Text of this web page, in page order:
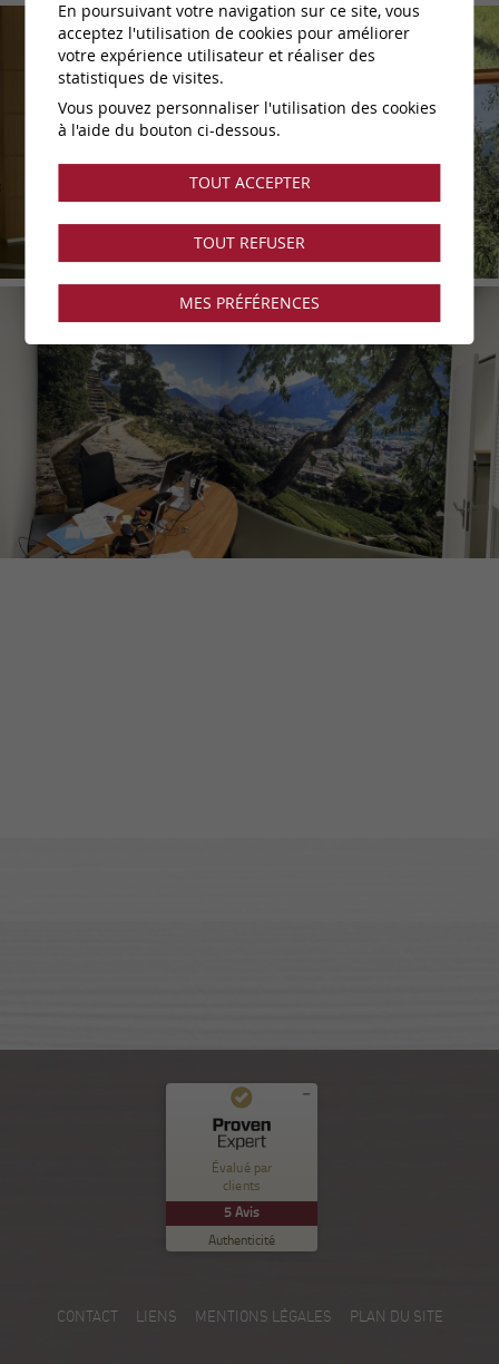
Évalué par
clients
5Avis
Authenticité
Commentaires et expériences des clients pour
Nuance Sion
100
%
Recommandé sur
ProvenExpert.com
EXCELLENT
5.00
/
5
CONTACT LIENS MENTIONS LÉGALES PLAN DU SITE
En poursuivant votre navigation sur ce site, vous
acceptez l'utilisation de cookies pour améliorer
votre expérience utilisateur et réaliser des
statistiques de visites.
Vous pouvez personnaliser l'utilisation des cookies
à l'aide du bouton ci-dessous.
TOUT ACCEPTER
TOUT REFUSER
MES PRÉFÉRENCES